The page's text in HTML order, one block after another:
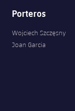
Porteros
Wojciech Szczęsny
Joan Garcia